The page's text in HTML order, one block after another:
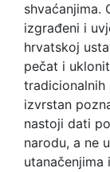
shvaćanjima.
izgrađeni i
hrvatskoj
pečat i
tradicionalnih
izvrstan
nastoji dati
narodu, a ne